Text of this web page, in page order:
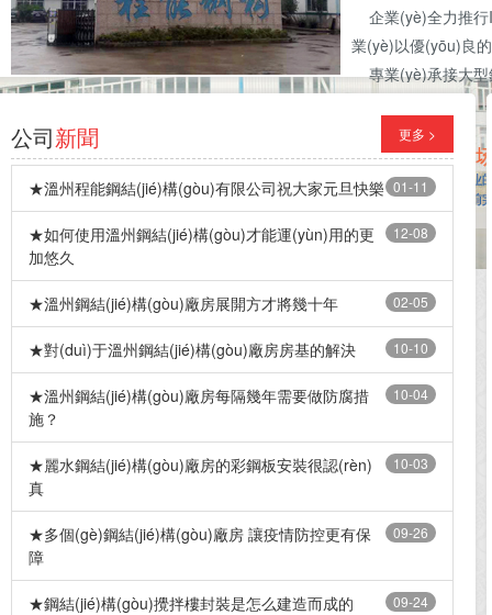
企業(yè)全力推行
業(yè)以優(yōu)良
專業(yè)承接大型鋼構
公司新聞 更多 >
01-11
★溫州程能鋼結(jié)構(gòu)有限公司祝大家元旦快樂
12-08
★如何使用溫州鋼結(jié)構(gòu)才能運(yùn)用的更
加悠久
02-05
★溫州鋼結(jié)構(gòu)廠房展開方才將幾十年
10-10
★對(duì)于溫州鋼結(jié)構(gòu)廠房房基的解決
10-04
★溫州鋼結(jié)構(gòu)廠房每隔幾年需要做防腐措
施？
10-03
★麗水鋼結(jié)構(gòu)廠房的彩鋼板安裝很認(rèn)
真
09-26
★多個(gè)鋼結(jié)構(gòu)廠房 讓疫情防控更有保
障
09-24
★鋼結(jié)構(gòu)攪拌樓封裝是怎么建造而成的